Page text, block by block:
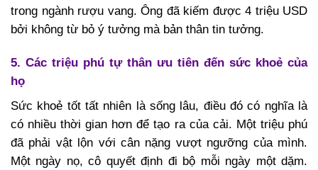
trong ngành rượu vang. Ông đã kiếm được 4 triệu USD
bởi không từ bỏ ý tưởng mà bản thân tin tưởng.
5. Các triệu phú tự thân ưu tiên đến sức khoẻ của
họ
Sức khoẻ tốt tất nhiên là sống lâu, điều đó có nghĩa là
có nhiều thời gian hơn để tạo ra của cải. Một triệu phú
đã phải vật lộn với cân nặng vượt ngưỡng của mình.
Một ngày nọ, cô quyết định đi bộ mỗi ngày một dặm.